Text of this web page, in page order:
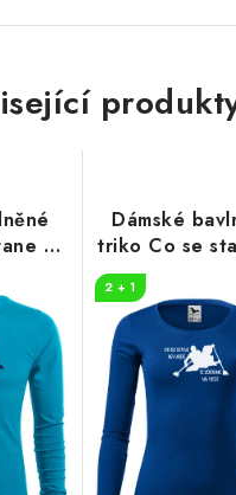
na
Dámské
triko Co se
2 + 1